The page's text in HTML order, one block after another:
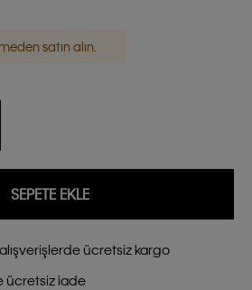
satın alın.
SEPETE EKLE
ücretsiz kargo
ücretsiz iade